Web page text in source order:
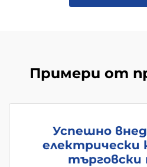
Примери от
Успешно
електрически
търговски